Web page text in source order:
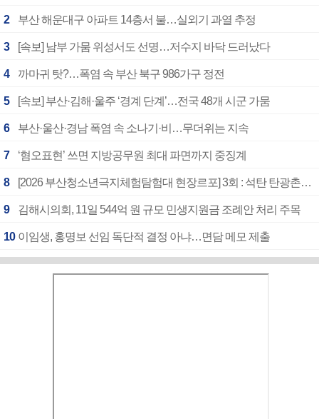
2 부산 해운대구 아파트 14층서 불…실외기 과열 추정
3 [속보] 남부 가뭄 위성서도 선명…저수지 바닥 드러났다
4 까마귀 탓?…폭염 속 부산 북구 986가구 정전
5 [속보] 부산·김해·울주 ‘경계 단계’…전국 48개 시군 가뭄
6 부산·울산·경남 폭염 속 소나기·비…무더위는 지속
7 ‘혐오표현’ 쓰면 지방공무원 최대 파면까지 중징계
8 [2026 부산청소년극지체험탐험대 현장르포] 3회 : 석탄 탄광촌에서 북극 연구의 중심지로
9 김해시의회, 11일 544억 원 규모 민생지원금 조례안 처리 주목
10 이임생, 홍명보 선임 독단적 결정 아냐…면담 메모 제출